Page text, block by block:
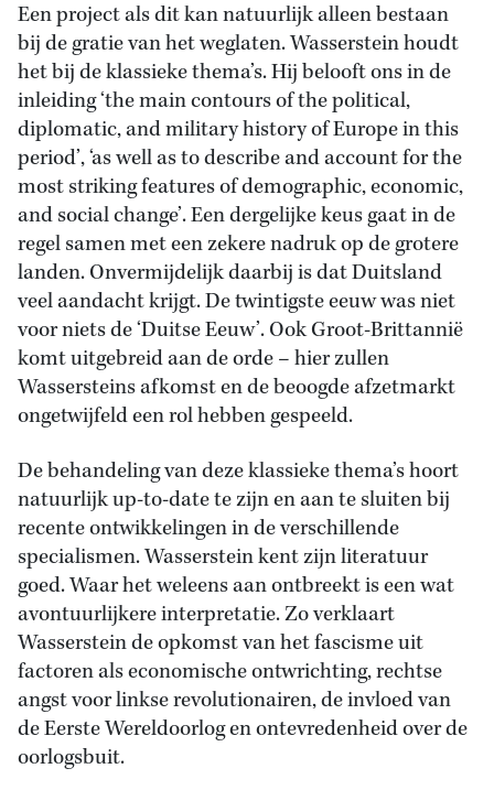
Een project als dit kan natuurlijk alleen bestaan
bij de gratie van het weglaten. Wasserstein houdt
het bij de klassieke thema’s. Hij belooft ons in de
inleiding ‘the main contours of the political,
diplomatic, and military history of Europe in this
period’, ‘as well as to describe and account for the
most striking features of demographic, economic,
and social change’. Een dergelijke keus gaat in de
regel samen met een zekere nadruk op de grotere
landen. Onvermijdelijk daarbij is dat Duitsland
veel aandacht krijgt. De twintigste eeuw was niet
voor niets de ‘Duitse Eeuw’. Ook Groot-Brittannië
komt uitgebreid aan de orde – hier zullen
Wassersteins afkomst en de beoogde afzetmarkt
ongetwijfeld een rol hebben gespeeld.
De behandeling van deze klassieke thema’s hoort
natuurlijk up-to-date te zijn en aan te sluiten bij
recente ontwikkelingen in de verschillende
specialismen. Wasserstein kent zijn literatuur
goed. Waar het weleens aan ontbreekt is een wat
avontuurlijkere interpretatie. Zo verklaart
Wasserstein de opkomst van het fascisme uit
factoren als economische ontwrichting, rechtse
angst voor linkse revolutionairen, de invloed van
de Eerste Wereldoorlog en ontevredenheid over de
oorlogsbuit.